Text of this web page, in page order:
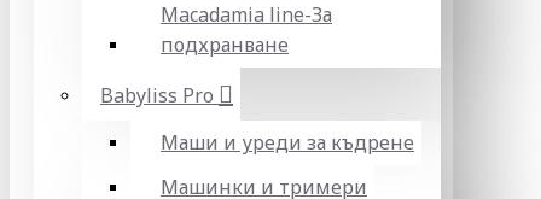
Macadamia line-За
подхранване
Babyliss Pro
Маши и уреди за къдрене
Машинки и тримери